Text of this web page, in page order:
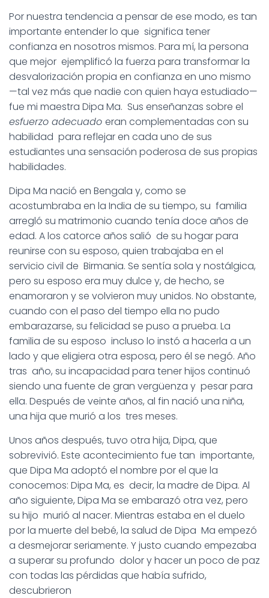
Por nuestra tendencia a pensar de ese modo, es tan
importante entender lo que significa tener
confianza en nosotros mismos. Para mí, la persona
que mejor ejemplificó la fuerza para transformar la
desvalorización propia en confianza en uno mismo
—tal vez más que nadie con quien haya estudiado—
fue mi maestra Dipa Ma. Sus enseñanzas sobre el
esfuerzo adecuado eran complementadas con su
habilidad para reflejar en cada uno de sus
estudiantes una sensación poderosa de sus propias
habilidades.
Dipa Ma nació en Bengala y, como se
acostumbraba en la India de su tiempo, su familia
arregló su matrimonio cuando tenía doce años de
edad. A los catorce años salió de su hogar para
reunirse con su esposo, quien trabajaba en el
servicio civil de Birmania. Se sentía sola y nostálgica,
pero su esposo era muy dulce y, de hecho, se
enamoraron y se volvieron muy unidos. No obstante,
cuando con el paso del tiempo ella no pudo
embarazarse, su felicidad se puso a prueba. La
familia de su esposo incluso lo instó a hacerla a un
lado y que eligiera otra esposa, pero él se negó. Año
tras año, su incapacidad para tener hijos continuó
siendo una fuente de gran vergüenza y pesar para
ella. Después de veinte años, al fin nació una niña,
una hija que murió a los tres meses.
Unos años después, tuvo otra hija, Dipa, que
sobrevivió. Este acontecimiento fue tan importante,
que Dipa Ma adoptó el nombre por el que la
conocemos: Dipa Ma, es decir, la madre de Dipa. Al
año siguiente, Dipa Ma se embarazó otra vez, pero
su hijo murió al nacer. Mientras estaba en el duelo
por la muerte del bebé, la salud de Dipa Ma empezó
a desmejorar seriamente. Y justo cuando empezaba
a superar su profundo dolor y hacer un poco de paz
con todas las pérdidas que había sufrido,
descubrieron